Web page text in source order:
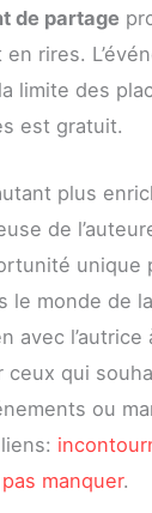
de partage
rires.
limite des
est gratuit.
plus
de
unique
le monde de
avec l’autrice
ceux qui
ou
manquer.